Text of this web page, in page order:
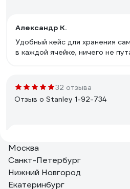
Александр К.
Удобный кейс для хранения
в каждой ячейке, ничего не
32 отзыва
Отзыв о Stanley 1-92-734
Ящик исключительно для
инструмента , сидеть или
я думаю это и не нужно.
вариант ящиков линейки
Москва
Санкт-Петербург
Нижний Новгород
Екатеринбург